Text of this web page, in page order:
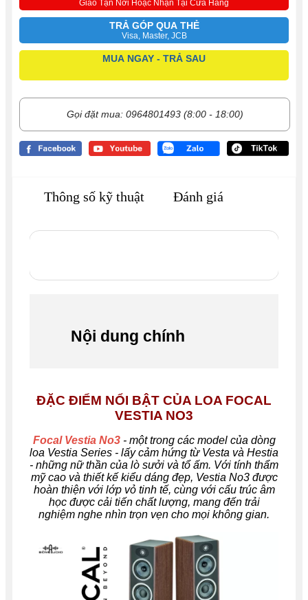
Giao Tận Nơi Hoặc Nhận Tại Cửa Hàng
TRẢ GÓP QUA THẺ
Visa, Master, JCB
MUA NGAY - TRẢ SAU
Gọi đặt mua: 0964801493 (8:00 - 18:00)
Thông số kỹ thuật Đánh giá
Nội dung chính
ĐẶC ĐIỂM NỔI BẬT CỦA LOA FOCAL
VESTIA NO3
Focal Vestia No3- một trong các model của dòng
loa Vestia Series - lấy cảm hứng từ Vesta và Hestia
- những nữ thần của lò sưởi và tổ ấm. Với tính thẩm
mỹ cao và thiết kế kiểu dáng đẹp, Vestia No3 được
hoàn thiện với lớp vỏ tinh tế, cùng với cấu trúc âm
học được cải tiến chất lượng, mang đến trải
nghiệm nghe nhìn trọn vẹn cho mọi không gian.